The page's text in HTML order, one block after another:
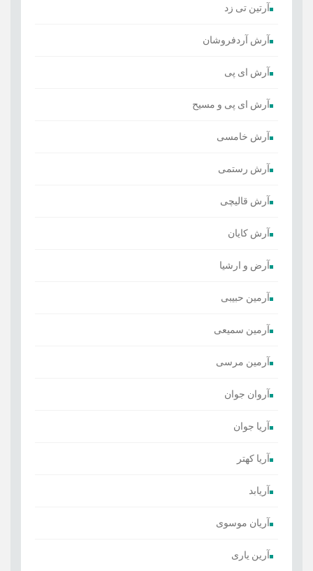
آرتین تی زد
آرش آردفروشان
آرش ای پی
آرش ای پی و مسیح
آرش خامسی
آرش رستمی
آرش قالیچی
آرش کایان
​آرض و ارشیا
آرمین حبیبی
آرمین سمیعی
آرمین مرسی
آروان جوان
آریا جوان
آریا کهتر
آریابد
آریان موسوی
آرین یاری